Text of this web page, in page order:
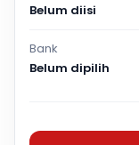
Belum diisi
Bank
Belum dipilih